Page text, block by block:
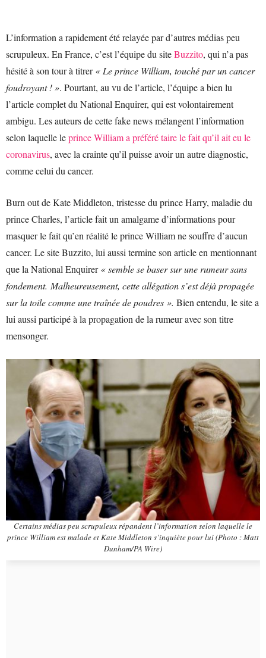
L’information a rapidement été relayée par d’autres médias peu
scrupuleux. En France, c’est l’équipe du siteBuzzito, qui n’a pas
hésité à son tour à titrer« Le prince William, touché par un cancer
foudroyant ! ». Pourtant, au vu de l’article, l’équipe a bien lu
l’article complet du National Enquirer, qui est volontairement
ambigu. Les auteurs de cette fake news mélangent l’information
selon laquelle leprince William a préféré taire le fait qu’il ait eu le
coronavirus, avec la crainte qu’il puisse avoir un autre diagnostic,
comme celui du cancer.
Burn out de Kate Middleton, tristesse du prince Harry, maladie du
prince Charles, l’article fait un amalgame d’informations pour
masquer le fait qu’en réalité le prince William ne souffre d’aucun
cancer. Le site Buzzito, lui aussi termine son article en mentionnant
que la National Enquirer« semble se baser sur une rumeur sans
fondement. Malheureusement, cette allégation s’est déjà propagée
sur la toile comme une traînée de poudres ». Bien entendu, le site a
lui aussi participé à la propagation de la rumeur avec son titre
mensonger.
Certains médias peu scrupuleux répandent l’information selon laquelle le
prince William est malade et Kate Middleton s’inquiète pour lui (Photo : Matt
Dunham/PA Wire)